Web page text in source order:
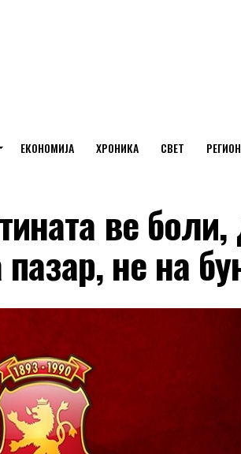
ЕКОНОМИЈА ХРОНИКА СВЕТ РЕГИОН
ве боли,
не на